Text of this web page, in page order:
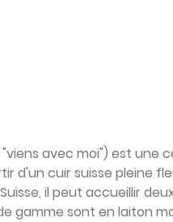
avec moi") est une
d'un cuir suisse pleine
il peut accueillir
gamme sont en laiton